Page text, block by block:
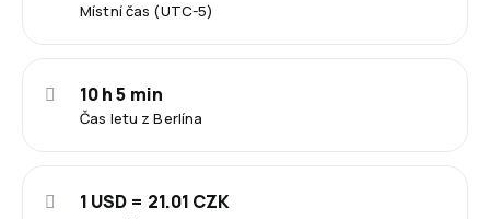
Místní čas (UTC-5)
Čas letu z Berlína
10 h 5 min
1 USD = 21.01 CZK